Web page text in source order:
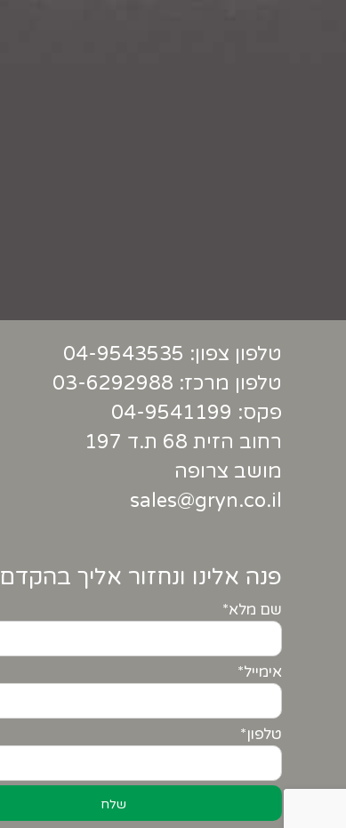
טלפון צפון: 04-9543535
טלפון מרכז: 03-6292988
פקס: 04-9541199
רחוב הזית 68 ת.ד 197
מושב צרופה
sales@gryn.co.il
פנה אלינו ונחזור אליך בהקדם
שם מלא*
אימייל*
טלפון*